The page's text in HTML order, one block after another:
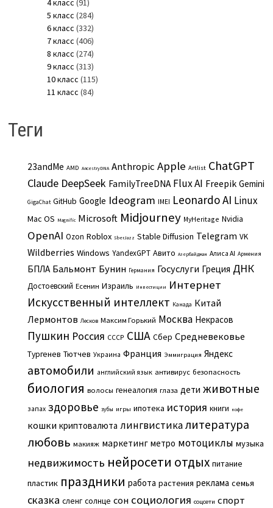
4 класс (91)
5 класс (284)
6 класс (332)
7 класс (406)
8 класс (274)
9 класс (313)
10 класс (115)
11 класс (84)
Теги
23andMe AMD AncestryDNA Anthropic Apple Artlist ChatGPT
Claude DeepSeek FamilyTreeDNA Flux AI Freepik Gemini
GigaChat GitHub Google Ideogram IMEI Leonardo AI Linux
Mac OS Magnific Microsoft Midjourney MyHeritage Nvidia
OpenAI Ozon Roblox SberJazz Stable Diffusion Telegram VK
Wildberries Windows YandexGPT Авито Азербайджан Алиса AI Армения
БПЛА Бальмонт Бунин Германия Госуслуги Греция ДНК
Достоевский Есенин Израиль Инвестиции Интернет
Искусственный интеллект Канада Китай
Лермонтов Лесков Максим Горький Москва Некрасов
Пушкин Россия СССР США Сбер Средневековье
Тургенев Тютчев Украина Франция Эммиграция Яндекс
автомобили английский язык антивирус безопасность
биология волосы генеалогия глаза дети животные
запах здоровье зубы игры ипотека история книги кофе
кошки криптовалюта лингвистикалитература
любовь макияж маркетинг метро мотоциклы музыка
недвижимость нейросети отдых питание
пластик праздники работа растения реклама семья
сказка сленг солнце сон социология соцсети спорт